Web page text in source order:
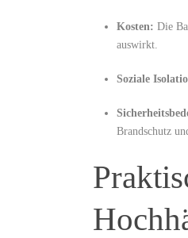
Kosten: Die
auswirkt.
Soziale
Brandschutz